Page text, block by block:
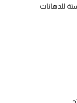
للدهانات